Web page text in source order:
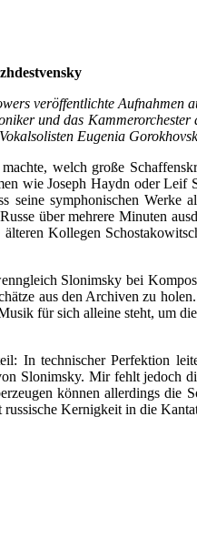
veröffentlichte Aufnahmen
und das
Eugenia
welch große
wie Joseph Haydn oder
symphonischen Werke
über mehrere Minuten
Kollegen
Slonimsky bei
aus den Archiven zu
für sich alleine steht, um
In technischer Perfektion
Slonimsky. Mir fehlt jedoch
können allerdings die
Kernigkeit in die